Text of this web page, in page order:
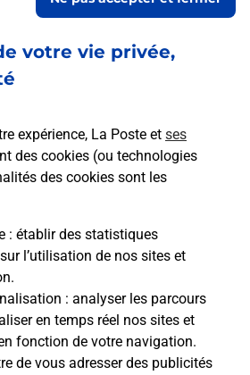
votre vie privée,
expérience, La Poste et ses
des cookies (ou technologies
des cookies sont les
: établir des statistiques
l’utilisation de nos sites et
: analyser les parcours
en temps réel nos sites et
fonction de votre navigation.
de vous adresser des publicités
neuf ou reconditionné
smartphone pas cher proche
notre offre de
Apple dans vos bureaux de
(49120) !